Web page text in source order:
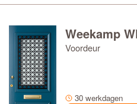
Weekamp
Voordeur
30 werkdagen